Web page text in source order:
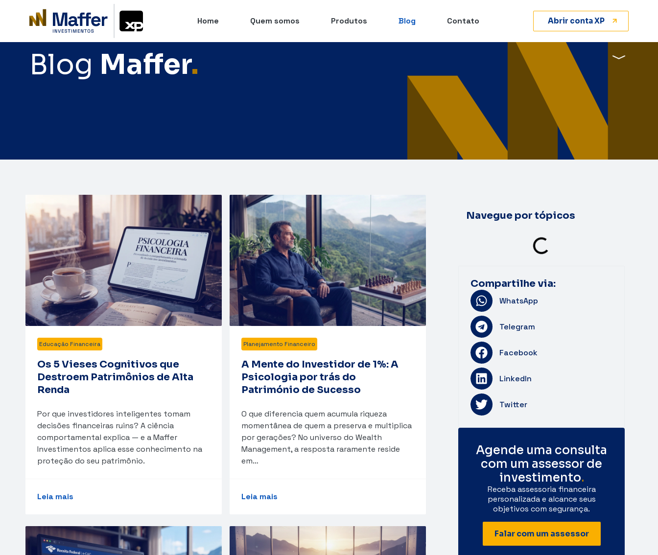
Home Quem somos Produtos Blog Contato Abrir conta XP
Blog Maffer.
Educação Financeira
Os 5 Vieses Cognitivos que
Destroem Patrimônios de Alta
Renda
Por que investidores inteligentes tomam
decisões financeiras ruins? A ciência
comportamental explica — e a Maffer
Investimentos aplica esse conhecimento na
proteção do seu patrimônio.
Leia mais
Planejamento Financeiro
A Mente do Investidor de 1%: A
Psicologia por trás do
Património de Sucesso
O que diferencia quem acumula riqueza
momentânea de quem a preserva e multiplica
por gerações? No universo do Wealth
Management, a resposta raramente reside
em…
Leia mais
Navegue por tópicos
Compartilhe via:
WhatsApp
Telegram
Facebook
LinkedIn
Twitter
Agende uma consulta
com um assessor de
investimento.
Receba assessoria financeira
personalizada e alcance seus
objetivos com segurança.
Falar com um assessor